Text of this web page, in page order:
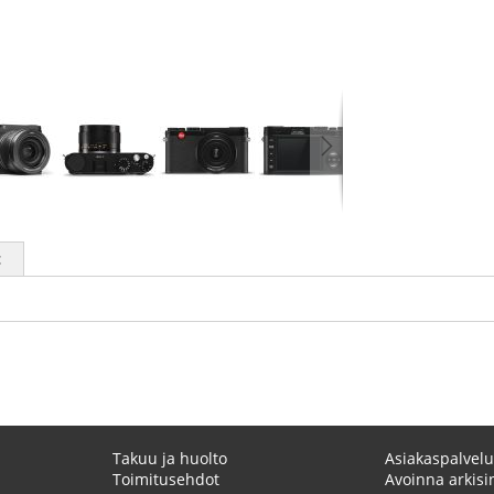
Takuu ja huolto
Toimitusehdot
Asiakaspalvelu
Avoinna